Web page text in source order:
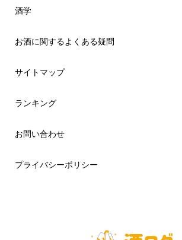
酒学
お酒に関するよくある疑問
サイトマップ
ランキング
お問い合わせ
プライバシーポリシー